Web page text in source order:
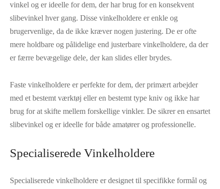
vinkel og er ideelle for dem, der har brug for en konsekvent
slibevinkel hver gang. Disse vinkelholdere er enkle og
brugervenlige, da de ikke kræver nogen justering. De er ofte
mere holdbare og pålidelige end justerbare vinkelholdere, da der
er færre bevægelige dele, der kan slides eller brydes.
Faste vinkelholdere er perfekte for dem, der primært arbejder
med et bestemt værktøj eller en bestemt type kniv og ikke har
brug for at skifte mellem forskellige vinkler. De sikrer en ensartet
slibevinkel og er ideelle for både amatører og professionelle.
Specialiserede Vinkelholdere
Specialiserede vinkelholdere er designet til specifikke formål og